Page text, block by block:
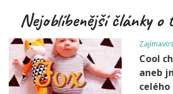
Nejoblíbenější články
Cool
aneb
celého